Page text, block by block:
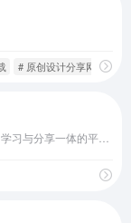
# 原创设计分享网